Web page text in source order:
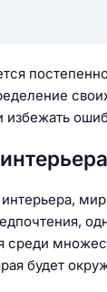
интерьера,
среди
будет